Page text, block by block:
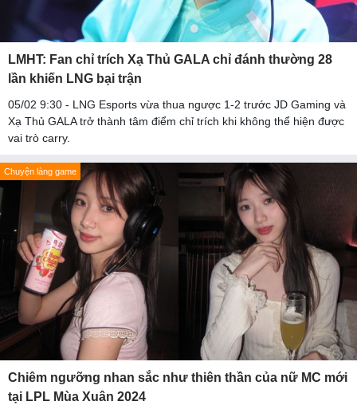
LMHT: Fan chỉ trích Xạ Thủ GALA chỉ đánh thường 28
lần khiến LNG bại trận
05/02 9:30 - LNG Esports vừa thua ngược 1-2 trước JD Gaming và
Xạ Thủ GALA trở thành tâm điểm chỉ trích khi không thể hiện được
vai trò carry.
Chuyện làng game
Chiêm ngưỡng nhan sắc như thiên thần của nữ MC mới
tại LPL Mùa Xuân 2024